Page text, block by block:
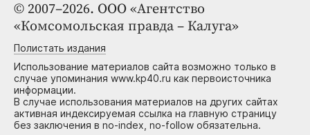
© 2007–2026. ООО «Агентство
«Комсомольская правда – Калуга»
Полистать издания
Использование материалов сайта возможно только в
случае упоминания www.kp40.ru как первоисточника
информации.
В случае использования материалов на других сайтах
активная индексируемая ссылка на главную страницу
без заключения в no-index, no-follow обязательна.